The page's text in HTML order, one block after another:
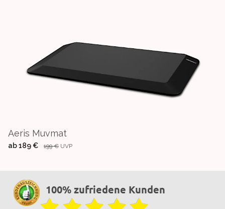
Aeris Muvmat
ab189 € 199 € UVP
100% zufriedene Kunden